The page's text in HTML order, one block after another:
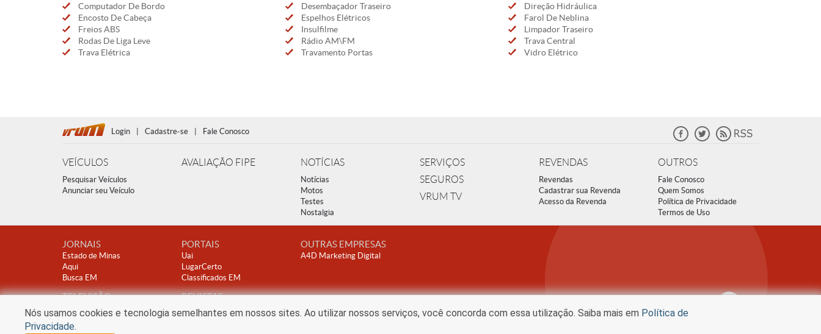
Computador De Bordo
Desembaçador Traseiro
Direção Hidráulica
Encosto De Cabeça
Espelhos Elétricos
Farol De Neblina
Freios ABS
Insulfilme
Limpador Traseiro
Rodas De Liga Leve
Rádio AM\FM
Trava Central
Trava Elétrica
Travamento Portas Vidro Elétrico
Login | Cadastre-se | Fale Conosco
VEÍCULOS
Pesquisar Veículos
Anunciar seu Veículo
AVALIAÇÃO FIPE NOTÍCIAS
Notícias
Motos
Testes
Nostalgia
SERVIÇOS
SEGUROS
VRUM TV
REVENDAS
Revendas
Cadastrar sua Revenda
Acesso da Revenda
OUTROS
Fale Conosco
Quem Somos
Política de Privacidade
Termos de Uso
JORNAIS
Estado de Minas
Aqui
Busca EM
TELEVISÃO
TV Alterosa
PORTAIS
Uai
LugarCerto
Classificados EM
REVISTAS
Encontro
Clube A
OUTRAS EMPRESAS
A4D Marketing Digital
Nós usamos cookies e tecnologia semelhantes em nossos sites. Ao utilizar nossos serviços, você concorda com essa utilização. Saiba mais em Política de
Privacidade.